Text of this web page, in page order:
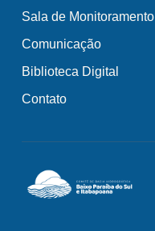
Sala de Monitoramento
Comunicação
Biblioteca Digital
Contato